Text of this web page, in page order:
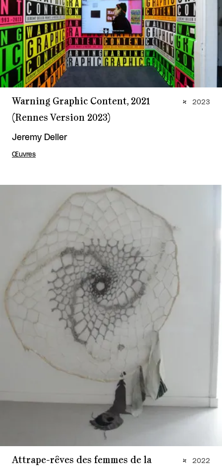
Warning Graphic Content, 2021
(Rennes Version 2023)
Jeremy Deller
Œuvres
2023
Attrape-rêves des femmes de la
2022